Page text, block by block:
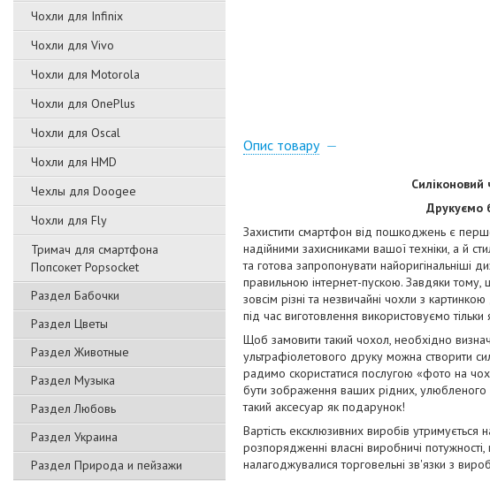
Чохли для Infinix
Чохли для Vivo
Чохли для Motorola
Чохли для OnePlus
Чохли для Oscal
Чохли для HMD
Чехлы для Doogee
Чохли для Fly
Тримач для смартфона
Попсокет Popsocket
Раздел Бабочки
Раздел Цветы
Раздел Животные
Раздел Музыка
Раздел Любовь
Раздел Украина
Раздел Природа и пейзажи
Опис товару
Друкуємо
Захистити смартфон від пошкоджень є
надійними захисниками вашої техніки, а й
та готова запропонувати найоригінальніші
правильною інтернет-пускою. Завдяки
зовсім різні та незвичайні чохли з
під час виготовлення використовуємо
Щоб замовити такий чохол, необхідно
ультрафіолетового друку можна створити
радимо скористатися послугою «фото на
бути зображення ваших рідних, улюбленого
такий аксесуар як подарунок!
Вартість ексклюзивних виробів
розпорядженні власні виробничі
налагоджувалися торговельні зв'язки з